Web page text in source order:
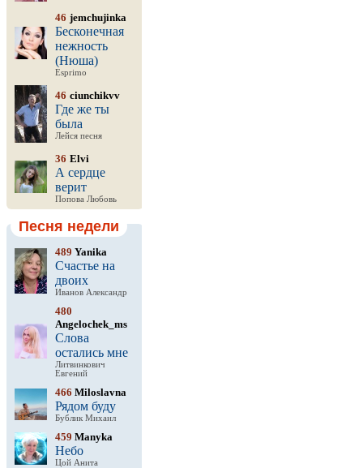
46 jemchujinka
Бесконечная
нежность
(Нюша)
Esprimo
46 ciunchikvv
Где же ты
была
Лейся песня
36 Elvi
А сердце
верит
Попова Любовь
Песня недели
489 Yanika
Счастье на
двоих
Иванов Александр
480
Angelochek_ms
Слова
остались мне
Литвинкович
Евгений
466 Miloslavna
Рядом буду
Бублик Михаил
459 Manyka
Небо
Цой Анита